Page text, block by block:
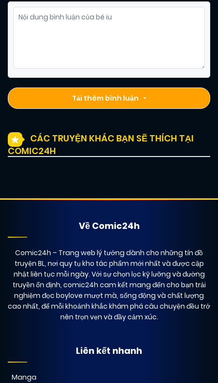
Tải thêm bình luận
CÁC TRUYỆN KHÁC BẠN SẼ THÍCH TẠI
COMIC24H
Về Comic24h
Comic24h – Trang web lý tưởng dành cho những tín đồ
truyện BL, nơi quy tụ kho tác phẩm mới nhất và được cập
nhật liên tục mỗi ngày. Với sự chọn lọc kỹ lưỡng và đường
truyền ổn định, comic24h cam kết mang đến cho bạn trải
nghiệm đọc boylove mượt mà, sống động và chất lượng
cao nhất, để mỗi khoảnh khắc khám phá câu chuyện đều trở
nên trọn vẹn và đầy cảm xúc.
Liên kết nhanh
Manga